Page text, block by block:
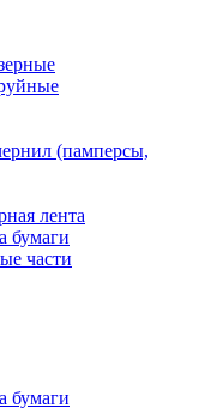
(памперсы,
лента
бумаги
части
бумаги